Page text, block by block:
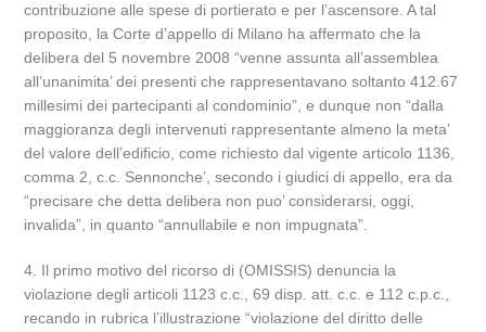
contribuzione alle spese di portierato e per l’ascensore. A tal
proposito, la Corte d’appello di Milano ha affermato che la
delibera del 5 novembre 2008 “venne assunta all’assemblea
all’unanimita’ dei presenti che rappresentavano soltanto 412.67
millesimi dei partecipanti al condominio”, e dunque non “dalla
maggioranza degli intervenuti rappresentante almeno la meta’
del valore dell’edificio, come richiesto dal vigente articolo 1136,
comma 2, c.c. Sennonche’, secondo i giudici di appello, era da
“precisare che detta delibera non puo’ considerarsi, oggi,
invalida”, in quanto “annullabile e non impugnata”.
4. Il primo motivo del ricorso di (OMISSIS) denuncia la
violazione degli articoli 1123 c.c., 69 disp. att. c.c. e 112 c.p.c.,
recando in rubrica l’illustrazione “violazione del diritto delle